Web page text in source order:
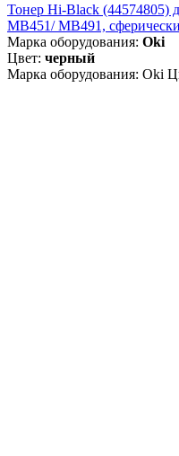
Тонер Hi-Black (44574805)
MB451/ MB491,
Марка оборудования: Oki
Цвет: черный
Марка оборудования: Oki